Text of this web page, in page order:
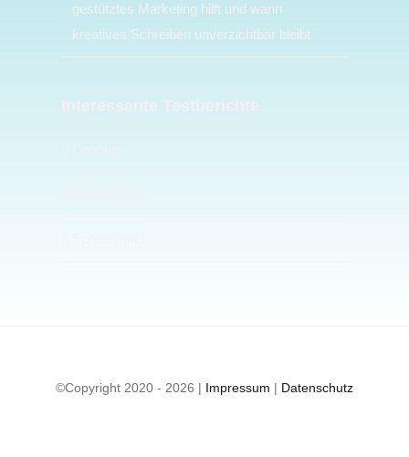
gestütztes Marketing hilft und wann
kreatives Schreiben unverzichtbar bleibt
Interessante Testberichte
©Copyright 2020 - 2026 | Impressum | Datenschutz